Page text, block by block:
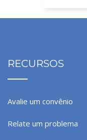
RECURSOS
Avalie um convênio
Relate um problema